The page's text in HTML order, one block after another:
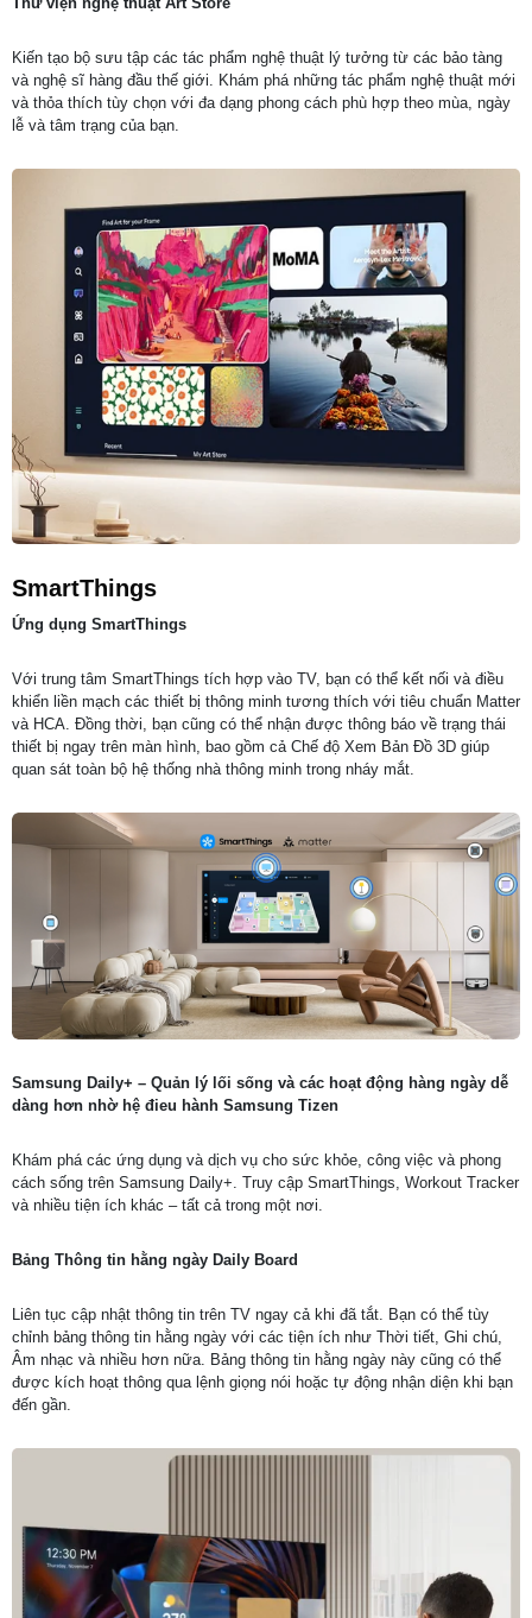
Kiến tạo bộ sưu tập các tác phẩm nghệ thuật lý tưởng từ các bảo tàng
và nghệ sĩ hàng đầu thế giới. Khám phá những tác phẩm nghệ thuật mới
và thỏa thích tùy chọn với đa dạng phong cách phù hợp theo mùa, ngày
lễ và tâm trạng của bạn.
SmartThings
Ứng dụng SmartThings
Với trung tâm SmartThings tích hợp vào TV, bạn có thể kết nối và điều
khiển liền mạch các thiết bị thông minh tương thích với tiêu chuẩn Matter
và HCA. Đồng thời, bạn cũng có thể nhận được thông báo về trạng thái
thiết bị ngay trên màn hình, bao gồm cả Chế độ Xem Bản Đồ 3D giúp
quan sát toàn bộ hệ thống nhà thông minh trong nháy mắt.
Samsung Daily+ – Quản lý lối sống và các hoạt động hàng ngày dễ
dàng hơn nhờ hệ đieu hành Samsung Tizen
Khám phá các ứng dụng và dịch vụ cho sức khỏe, công việc và phong
cách sống trên Samsung Daily+. Truy cập SmartThings, Workout Tracker
và nhiều tiện ích khác – tất cả trong một nơi.
Bảng Thông tin hằng ngày Daily Board
Liên tục cập nhật thông tin trên TV ngay cả khi đã tắt. Bạn có thể tùy
chỉnh bảng thông tin hằng ngày với các tiện ích như Thời tiết, Ghi chú,
Âm nhạc và nhiều hơn nữa. Bảng thông tin hằng ngày này cũng có thể
được kích hoạt thông qua lệnh giọng nói hoặc tự động nhận diện khi bạn
đến gần.